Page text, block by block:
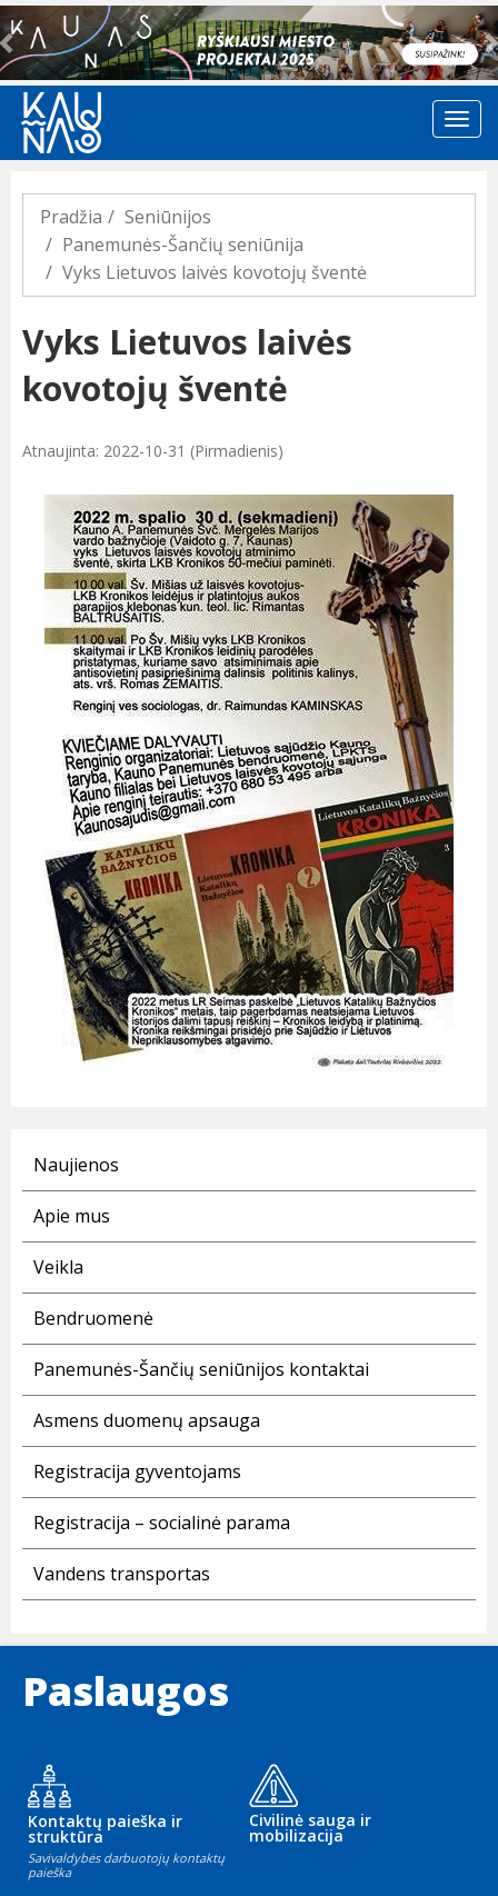
Previous
Pradžia
Seniūnijos
Panemunės-Šančių seniūnija
Vyks Lietuvos laivės kovotojų šventė
Vyks Lietuvos laivės
kovotojų šventė
Atnaujinta: 2022-10-31 (Pirmadienis)
Naujienos
Apie mus
Veikla
Bendruomenė
Panemunės-Šančių seniūnijos kontaktai
Asmens duomenų apsauga
Registracija gyventojams
Registracija – socialinė parama
Vandens transportas
Paslaugos
Kontaktų paieška ir
struktūra
Savivaldybės darbuotojų kontaktų
paieška
Civilinė sauga ir
mobilizacija